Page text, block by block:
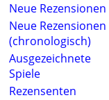
Neue Rezensionen
Neue Rezensionen
(chronologisch)
Ausgezeichnete
Spiele
Rezensenten